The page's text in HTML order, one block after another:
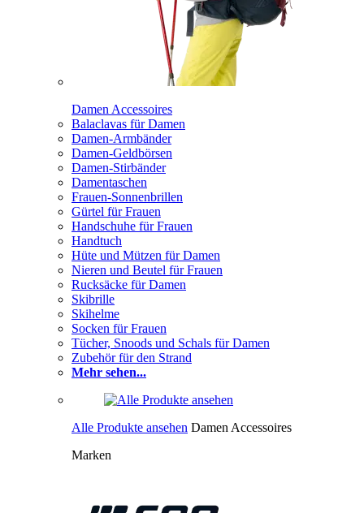
Damen Accessoires
Balaclavas für Damen
Damen-Armbänder
Damen-Geldbörsen
Damen-Stirbänder
Damentaschen
Frauen-Sonnenbrillen
Gürtel für Frauen
Handschuhe für Frauen
Handtuch
Hüte und Mützen für Damen
Nieren und Beutel für Frauen
Rucksäcke für Damen
Skibrille
Skihelme
Socken für Frauen
Tücher, Snoods und Schals für Damen
Zubehör für den Strand
Mehr sehen...
Alle Produkte ansehen Damen Accessoires
Marken